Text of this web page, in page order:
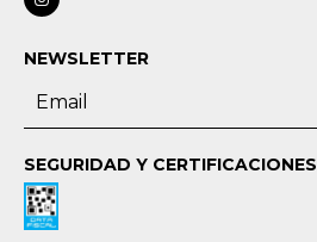
NEWSLETTER
SEGURIDAD Y CERTIFICACIONES